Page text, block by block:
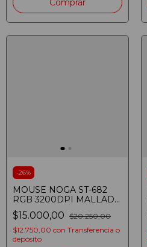
-26%
MOUSE NOGA ST-682
RGB 3200DPI MALLADO
6 BOTONES
$15.000,00 $20.250,00
$12.750,00 con Transferencia o
depósito